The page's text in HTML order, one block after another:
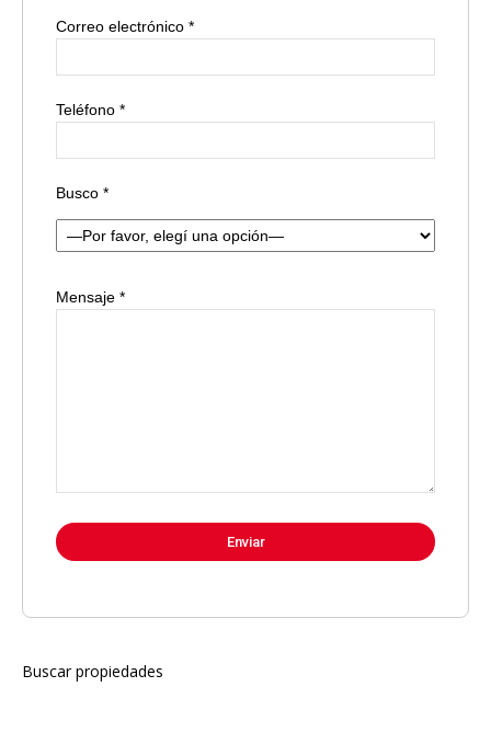
Correo electrónico *
Teléfono *
Busco *
Mensaje *
Buscar propiedades